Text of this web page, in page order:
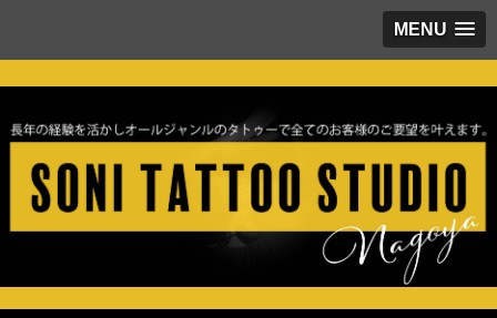
MENU